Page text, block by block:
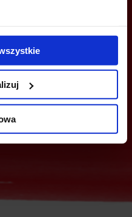
A MY SKONTAKTUJEMY SIĘ